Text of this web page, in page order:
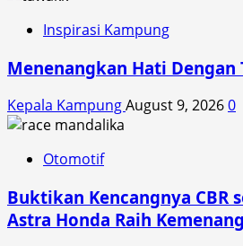
Inspirasi Kampung
Menenangkan Hati Dengan
Kepala KampungAugust 9, 20260
Otomotif
Buktikan Kencangnya CBR
Astra Honda Raih